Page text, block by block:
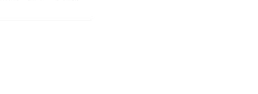
のかけひきの行方はいか